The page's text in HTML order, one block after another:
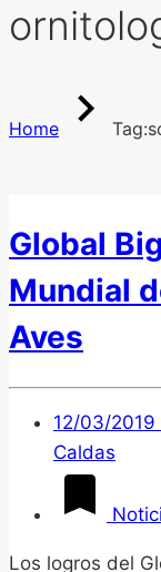
Home Tag:
Global
Mundial
Aves
12/03/2019
Caldas
Los logros del